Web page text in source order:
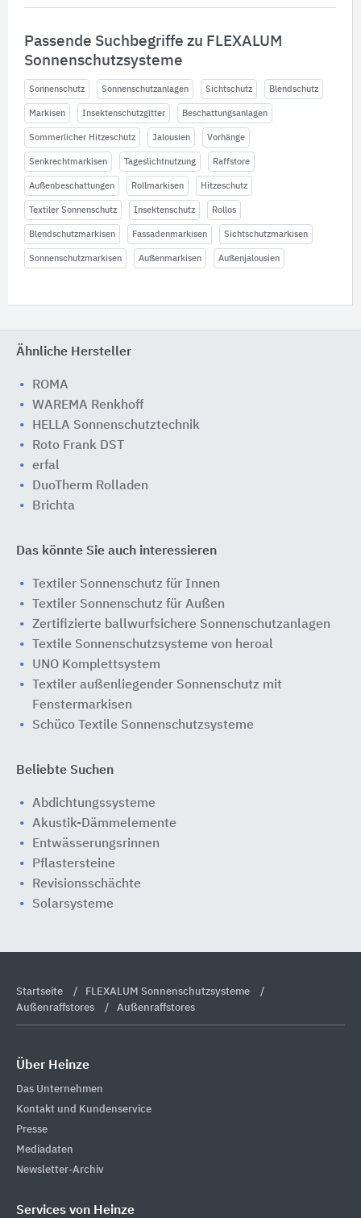
Passende Suchbegriffe zu FLEXALUM
Sonnenschutzsysteme
Sonnenschutz Sonnenschutzanlagen Sichtschutz Blendschutz
Markisen Insektenschutzgitter Beschattungsanlagen
Sommerlicher Hitzeschutz Jalousien Vorhänge
Senkrechtmarkisen Tageslichtnutzung Raffstore
Außenbeschattungen Rollmarkisen Hitzeschutz
Textiler Sonnenschutz Insektenschutz Rollos
Blendschutzmarkisen Fassadenmarkisen Sichtschutzmarkisen
Sonnenschutzmarkisen Außenmarkisen Außenjalousien
Ähnliche Hersteller
ROMA
WAREMA Renkhoff
HELLA Sonnenschutztechnik
Roto Frank DST
erfal
DuoTherm Rolladen
Brichta
Das könnte Sie auch interessieren
Textiler Sonnenschutz für Innen
Textiler Sonnenschutz für Außen
Zertifizierte ballwurfsichere Sonnenschutzanlagen
Textile Sonnenschutzsysteme von heroal
UNO Komplettsystem
Textiler außenliegender Sonnenschutz mit
Fenstermarkisen
Schüco Textile Sonnenschutzsysteme
Beliebte Suchen
Abdichtungssysteme
Akustik-Dämmelemente
Entwässerungsrinnen
Pflastersteine
Revisionsschächte
Solarsysteme
Startseite
FLEXALUM Sonnenschutzsysteme
Außenraffstores
Außenraffstores
Über Heinze
Das Unternehmen
Kontakt und Kundenservice
Presse
Mediadaten
Newsletter-Archiv
Services von Heinze